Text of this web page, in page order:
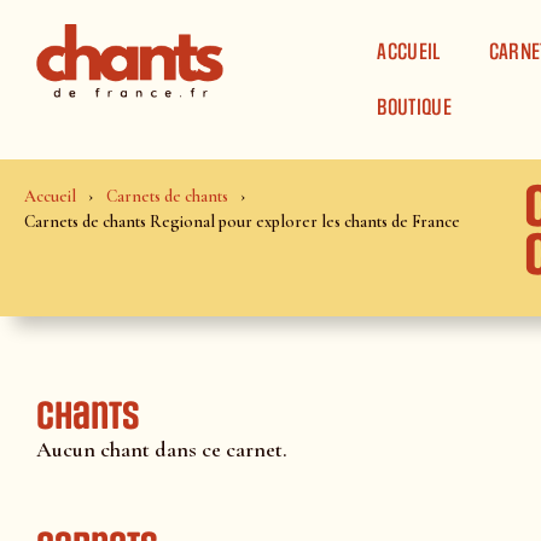
ACCUEIL
BOUTIQUE
Accueil
Carnets de chants
Carnets de chants Regional pour explorer les chants de France
Chants
Aucun chant dans ce carnet.